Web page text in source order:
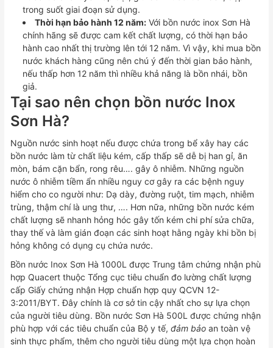
trong suốt giai đoạn sử dụng.
Thời hạn bảo hành 12 năm: Với bồn nước inox Sơn Hà
chính hãng sẽ được cam kết chất lượng, có thời hạn bảo
hành cao nhất thị trường lên tới 12 năm. Vì vậy, khi mua bồn
nước khách hàng cũng nên chú ý đến thời gian bảo hành,
nếu thấp hơn 12 năm thì nhiều khả năng là bồn nhái, bồn
giả.
Tại sao nên chọn bồn nước Inox
Sơn Hà?
Nguồn nước sinh hoạt nếu được chứa trong bể xây hay các
bồn nước làm từ chất liệu kém, cấp thấp sẽ dễ bị han gỉ, ăn
mòn, bám cặn bẩn, rong rêu…. gây ô nhiễm. Những nguồn
nước ô nhiễm tiềm ẩn nhiều nguy cơ gây ra các bệnh nguy
hiểm cho co người như: Dạ dày, đường ruột, tim mạch, nhiễm
trùng, thậm chí là ung thư, …. Hơn nữa, những bồn nước kém
chất lượng sẽ nhanh hỏng hóc gây tốn kém chi phí sửa chữa,
thay thế và làm gián đoạn các sinh hoạt hằng ngày khi bồn bị
hỏng không có dụng cụ chứa nước.
Bồn nước Inox Sơn Hà 1000L được Trung tâm chứng nhận phù
hợp Quacert thuộc Tổng cục tiêu chuẩn đo lường chất lượng
cấp Giấy chứng nhận Hợp chuẩn hợp quy QCVN 12-
3:2011/BYT. Đây chính là cơ sở tin cậy nhất cho sự lựa chọn
của người tiêu dùng. Bồn nước Sơn Hà 500L được chứng nhận
phù hợp với các tiêu chuẩn của Bộ y tế, đảm bảo an toàn vệ
sinh thực phẩm, thêm cho người tiêu dùng một lựa chọn hoàn